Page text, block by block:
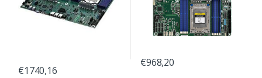
€1740,16
€968,20